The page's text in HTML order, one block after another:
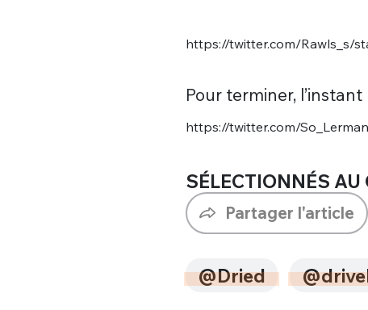
https://twitter.com/Rawls_s/
Pour terminer,
https://twitter.com/
SÉLECTIONNÉS
Partager l'article
@Dried